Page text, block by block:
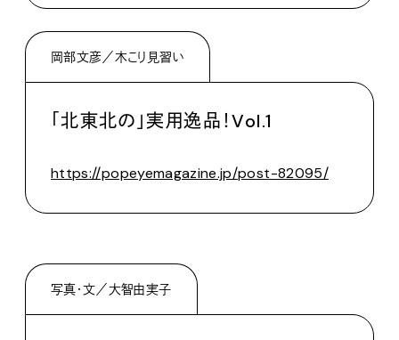
岡部文彦／木こり見習い
「北東北の」実用逸品！Vol.1
https://popeyemagazine.jp/post-82095/
写真・文／大智由実子